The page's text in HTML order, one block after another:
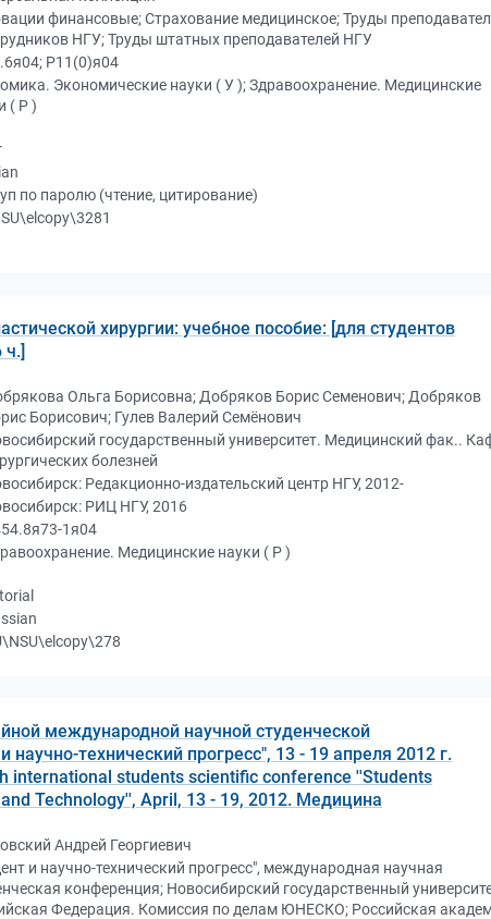
финансовые; Страхование медицинское; Труды
НГУ; Труды штатных преподавателей НГУ
Р11(0)я04
Экономические науки ( У ); Здравоохранение. Медицинские
( Р )
по паролю (чтение, цитирование)
хирургии: учебное пособие: [для студентов
ч.]
Ольга Борисовна; Добряков Борис Семенович; Добряков
Борисович; Гулев Валерий Семёнович
государственный университет. Медицинский фак..
болезней
Редакционно-издательский центр НГУ, 2012-
РИЦ НГУ, 2016
1я04
Медицинские науки ( Р )
международной научной студенческой
научно-технический прогресс", 13 - 19 апреля 2012 г.
international students scientific conference ''Students
Technology'', April, 13 - 19, 2012. Медицина
Андрей Георгиевич
и научно-технический прогресс", международная научная
конференция; Новосибирский государственный
Федерация. Комиссия по делам ЮНЕСКО; Российская